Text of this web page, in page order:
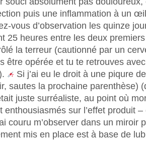
puis une inflammation à un
vous d’observation les quinze
25 heures entre les deux
la terreur (cautionné par un
être opérée et tu te retrouves
Si j’ai eu le droit à une piqure
sautes la prochaine parenthèse)
juste surréaliste, au point où
enthousiasmés sur l’effet produit
couru m’observer dans un miroir
mis en place est à base de